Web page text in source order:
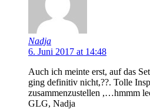
Nadja
6. Juni 2017 at 14:48
Auch ich meinte erst, auf das
ging definitiv nicht,??. Tolle
zusammenzustellen ,…hmmm
GLG, Nadja